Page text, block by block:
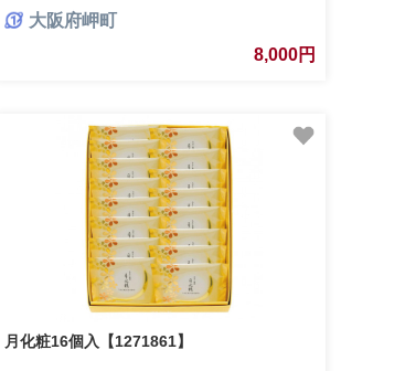
大阪府岬町
8,000円
月化粧16個入【1271861】